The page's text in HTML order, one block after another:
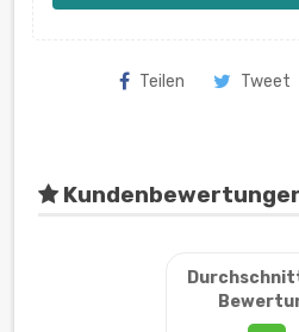
Teilen Tweet